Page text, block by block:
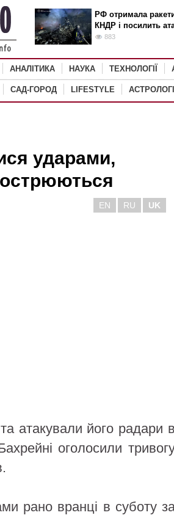
РФ отримала
КНДР і посилить
883
АНАЛІТИКА НАУКА ТЕХНОЛОГІЇ
САД-ГОРОД LIFESTYLE
ударами,
EN RU UK
атакували його радари в
оголосили
рано вранці в суботу